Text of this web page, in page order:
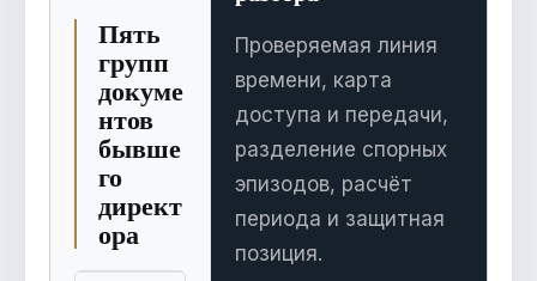
Пять
групп
докуме
нтов
бывше
го
директ
ора
Проверяемая линия
времени, карта
доступа и передачи,
разделение спорных
эпизодов, расчёт
периода и защитная
позиция.